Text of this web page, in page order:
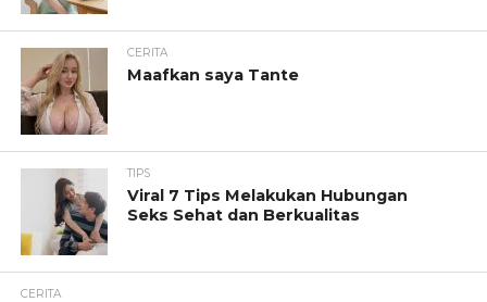
CERITA
Maafkan saya Tante
TIPS
Viral 7 Tips Melakukan Hubungan
Seks Sehat dan Berkualitas
CERITA